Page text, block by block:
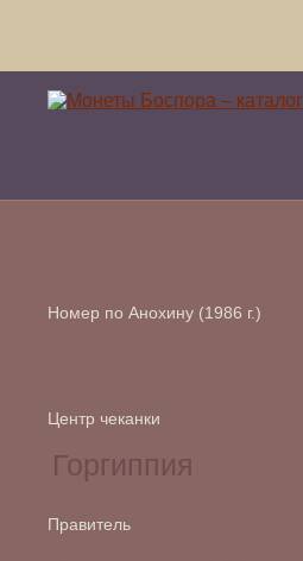
Номер по Анохину (1986 г.)
Центр чеканки
Правитель